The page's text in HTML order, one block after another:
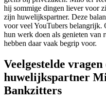
hij sommige dingen liever voor
zijn huwelijkspartner. Deze
voor veel YouTubers belangrijk.
hun werk doen als genieten van
hebben daar vaak begrip voor.
Veelgestelde
huwelijkspartner
Bankzitters